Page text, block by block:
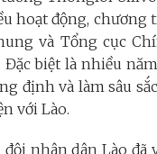
hoạt động, chương
và Tổng cục
biệt là nhiều
định và làm sâu
với Lào.
nhân dân Lào đã